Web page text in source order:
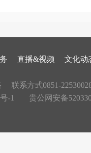
直播&视频 文化动
联系方式0851-
-1 贵公网安备